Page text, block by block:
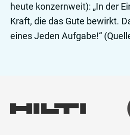
heute konzernweit): „In der
Kraft, die das Gute bewirkt.
eines Jeden Aufgabe!“